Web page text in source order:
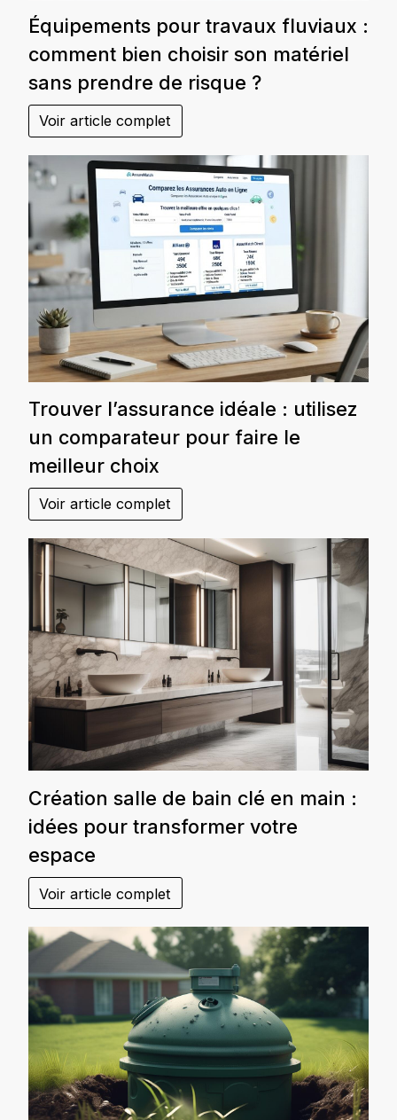
Équipements pour travaux fluviaux :
comment bien choisir son matériel
sans prendre de risque ?
Voir article complet
Trouver l’assurance idéale : utilisez
un comparateur pour faire le
meilleur choix
Voir article complet
Création salle de bain clé en main :
idées pour transformer votre
espace
Voir article complet